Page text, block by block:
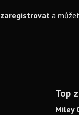
zaregistrovata
Top
Miley